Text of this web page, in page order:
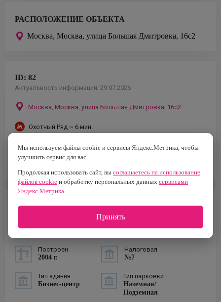
РАСПОЛОЖЕНИЕ ОБЪЕКТА
Москва, Москва, улица Большая Дмитровка, 16с2
ID: 82
Актуальность информации: 29.07.2026
Москва, Москва, улица Большая Дмитровка, 16с2
Охотный Ряд ~ 6 мин.
Записаться на просмотр
ИНФОРМАЦИЯ О ЗДАНИИ
B+
4 005 м2
Построен
2004 г.
Налоговая
№7
Тип здания
Бизнес-центр
Тип парковки
Наземная/
Подземная
Мы используем файлы cookie и сервисы Яндекс.Метрика, чтобы
улучшить сервис для вас.
Продолжая использовать сайт, вы соглашаетесь на использование
файлов cookie и обработку персональных данных сервисами
Яндекс.Метрика
Принять